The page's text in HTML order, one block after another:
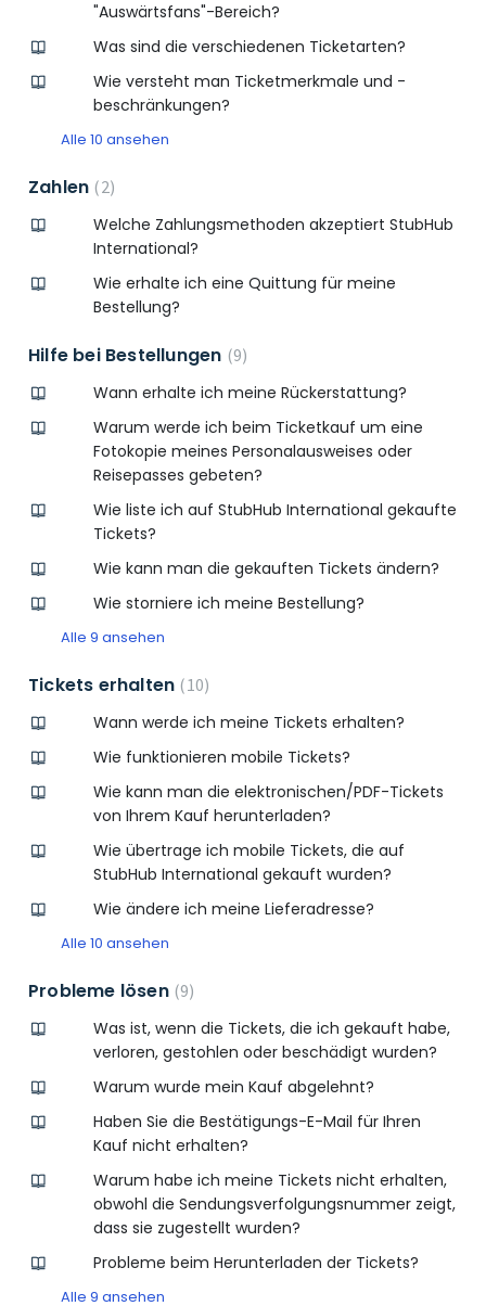
"Auswärtsfans"-Bereich?
Was sind die verschiedenen Ticketarten?
Wie versteht man Ticketmerkmale und -
beschränkungen?
Alle 10 ansehen
Zahlen 2
Welche Zahlungsmethoden akzeptiert StubHub
International?
Wie erhalte ich eine Quittung für meine
Bestellung?
Hilfe bei Bestellungen 9
Wann erhalte ich meine Rückerstattung?
Warum werde ich beim Ticketkauf um eine
Fotokopie meines Personalausweises oder
Reisepasses gebeten?
Wie liste ich auf StubHub International gekaufte
Tickets?
Wie kann man die gekauften Tickets ändern?
Wie storniere ich meine Bestellung?
Alle 9 ansehen
Tickets erhalten 10
Wann werde ich meine Tickets erhalten?
Wie funktionieren mobile Tickets?
Wie kann man die elektronischen/PDF-Tickets
von Ihrem Kauf herunterladen?
Wie übertrage ich mobile Tickets, die auf
StubHub International gekauft wurden?
Wie ändere ich meine Lieferadresse?
Alle 10 ansehen
Probleme lösen 9
Was ist, wenn die Tickets, die ich gekauft habe,
verloren, gestohlen oder beschädigt wurden?
Warum wurde mein Kauf abgelehnt?
Haben Sie die Bestätigungs-E-Mail für Ihren
Kauf nicht erhalten?
Warum habe ich meine Tickets nicht erhalten,
obwohl die Sendungsverfolgungsnummer zeigt,
dass sie zugestellt wurden?
Probleme beim Herunterladen der Tickets?
Alle 9 ansehen